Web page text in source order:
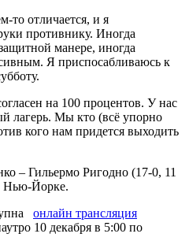
то отличается, и я
противнику. Иногда
манере, иногда
Я приспосабливаюсь к
на 100 процентов. У нас
лагерь. Мы кто (всё упорно
кого нам придется выходить
– Гильермо Ригодно (17-0, 11
Нью-Йорке.
онлайн трансляция
10 декабря в 5:00 по